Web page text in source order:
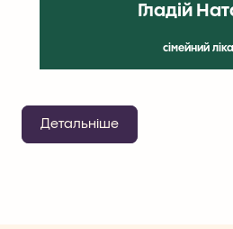
Гладій
сімейний
Детальніше